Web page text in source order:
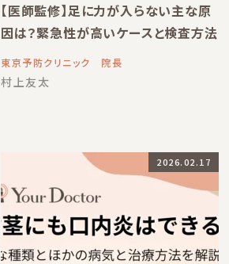
【医師監修】足に力が入らない主な原
因は？緊急性が高いケースと検査方法
東京予防クリニック 院長
村上友太
2026.02.17